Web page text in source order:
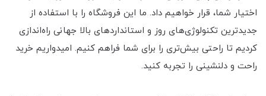
اختیار شما، قرار خواهیم داد. ما این فروشگاه را با استفاده از
جدیدترین تکنولوژی‌های روز و استانداردهای بالا جهانی راه‌اندازی
کردیم تا راحتی بیش‌تری را برای شما فراهم کنیم. امیدواریم خرید
راحت و دلنشینی را تجربه کنید.